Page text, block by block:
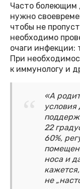
Часто болеющим
нужно
чтобы не
необходимо
очаги инфекции:
При
к иммунологу и
«А
условия
22
60%,
носа и
не